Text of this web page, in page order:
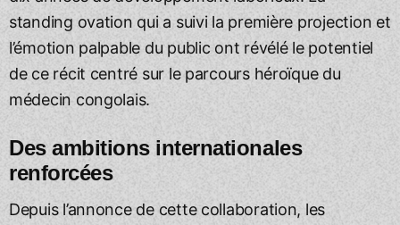
standing ovation qui a suivi la première projection et
l’émotion palpable du public ont révélé le potentiel
de ce récit centré sur le parcours héroïque du
médecin congolais.
Des ambitions internationales
renforcées
Depuis l’annonce de cette collaboration, les